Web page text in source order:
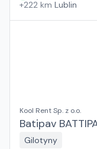
+222 km Lublin
Kool Rent Sp. z o.o.
Batipav
Gilotyny